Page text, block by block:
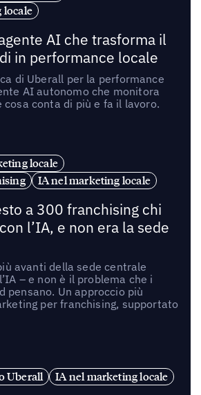
locale
AI che trasforma il
in performance locale
di Uberall per la performance
AI autonomo che monitora
cosa conta di più e fa il lavoro.
locale
IA nel marketing locale
a 300 franchising chi
l’IA, e non era la sede
avanti della sede centrale
– e non è il problema che i
pensano. Un approccio più
per franchising, supportato
Uberall
IA nel marketing locale